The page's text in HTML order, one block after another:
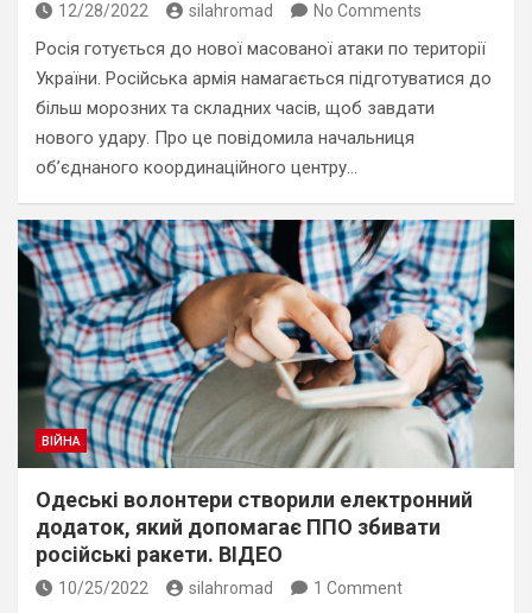
12/28/2022 silahromad No Comments
Росія готується до нової масованої атаки по території
України. Російська армія намагається підготуватися до
більш морозних та складних часів, щоб завдати
нового удару. Про це повідомила начальниця
об’єднаного координаційного центру…
ВІЙНА
Одеські волонтери створили електронний
додаток, який допомагає ППО збивати
російські ракети. ВІДЕО
10/25/2022 silahromad 1 Comment